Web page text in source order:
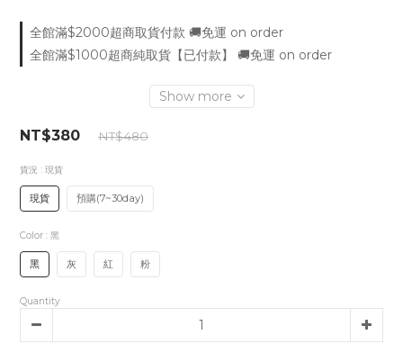
全館滿$2000超商取貨付款 🚚免運 on order
全館滿$1000超商純取貨【已付款】 🚚免運 on order
Show more
NT$380 NT$480
貨況 : 現貨
現貨 預購(7~30day)
Color : 黑
黑 灰 紅 粉
Quantity